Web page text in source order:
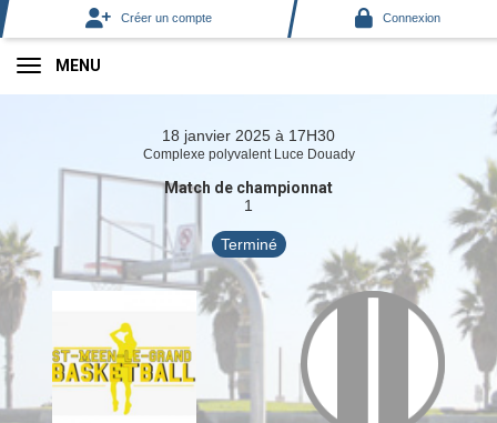
Créer un compte Connexion
MENU
18 janvier 2025 à 17H30
Complexe polyvalent Luce Douady
Match de championnat
1
Terminé
Panneau de gestion des cookies